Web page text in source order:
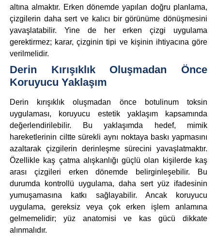
altına almaktır. Erken dönemde yapılan doğru planlama,
çizgilerin daha sert ve kalıcı bir görünüme dönüşmesini
yavaşlatabilir. Yine de her erken çizgi uygulama
gerektirmez; karar, çizginin tipi ve kişinin ihtiyacına göre
verilmelidir.
Derin Kırışıklık Oluşmadan Önce
Koruyucu Yaklaşım
Derin kırışıklık oluşmadan önce botulinum toksin
uygulaması, koruyucu estetik yaklaşım kapsamında
değerlendirilebilir. Bu yaklaşımda hedef, mimik
hareketlerinin ciltte sürekli aynı noktaya baskı yapmasını
azaltarak çizgilerin derinleşme sürecini yavaşlatmaktır.
Özellikle kaş çatma alışkanlığı güçlü olan kişilerde kaş
arası çizgileri erken dönemde belirginleşebilir. Bu
durumda kontrollü uygulama, daha sert yüz ifadesinin
yumuşamasına katkı sağlayabilir. Ancak koruyucu
uygulama, gereksiz veya çok erken işlem anlamına
gelmemelidir; yüz anatomisi ve kas gücü dikkate
alınmalıdır.